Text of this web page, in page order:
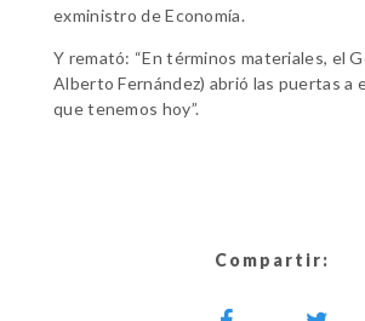
exministro de Economía.
Y remató: “En términos materiales, el
Alberto Fernández) abrió las puertas a
que tenemos hoy”.
Compartir: